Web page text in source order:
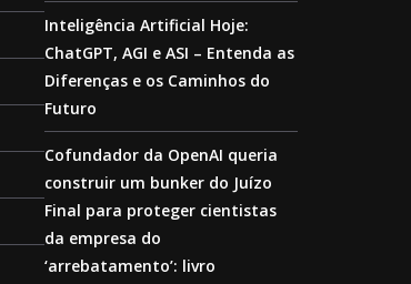
Inteligência Artificial Hoje:
ChatGPT, AGI e ASI – Entenda as
Diferenças e os Caminhos do
Futuro
Cofundador da OpenAI queria
construir um bunker do Juízo
Final para proteger cientistas
da empresa do
‘arrebatamento’: livro